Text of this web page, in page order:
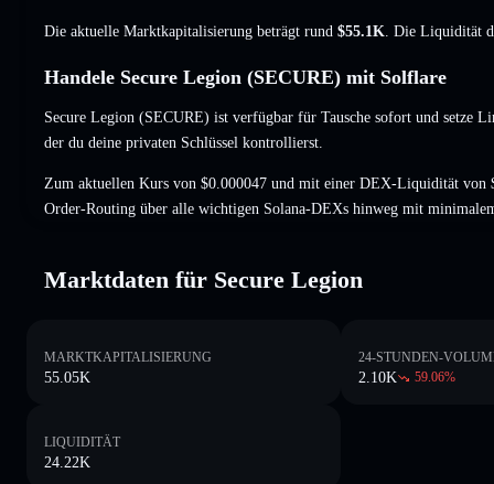
Die aktuelle Marktkapitalisierung beträgt rund $55.1K . Die Liquidität
Handele Secure Legion (SECURE) mit Solflare
Secure Legion (SECURE) ist verfügbar für Tausche sofort und setze
der du deine privaten Schlüssel kontrollierst.
Zum aktuellen Kurs von $0.000047 und mit einer DEX-Liquidität von
Order-Routing über alle wichtigen Solana-DEXs hinweg mit
Marktdaten für Secure Legion
MARKTKAPITALISIERUNG
55.05K
24-STUNDEN-
2.10K 59.06%
LIQUIDITÄT
24.22K